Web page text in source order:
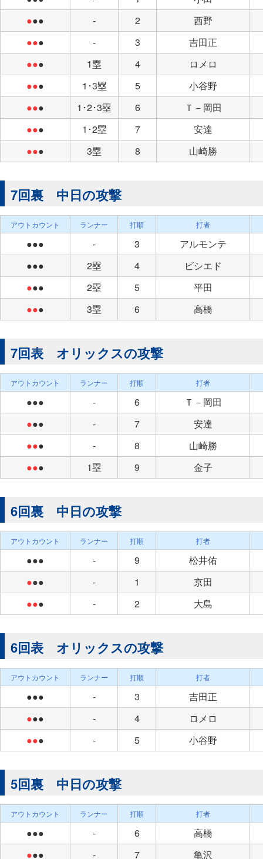
●●● - 2
西野
●●● - 3
吉田正
●●● 1塁 4
ロメロ
●●● 1･3塁 5
小谷野
●●● 1･2･3塁 6
Ｔ－岡田
●●● 1･2塁 7
安達
●●● 3塁 8 山崎勝
7回裏 中日の攻撃
アウトカウント ランナー 打順 打者
●●● - 3
アルモンテ
●●●
2塁 4
ビシエド
●●● 2塁 5
平田
●●● 3塁 6 高橋
7回表 オリックスの攻撃
アウトカウント ランナー 打順 打者
●●● - 6
Ｔ－岡田
●●● - 7
安達
●●● - 8
山崎勝
●●● 1塁 9 金子
6回裏 中日の攻撃
アウトカウント ランナー 打順 打者
●●● - 9
松井佑
●●● - 1
京田
●●● - 2 大島
6回表 オリックスの攻撃
アウトカウント ランナー 打順 打者
●●● - 3
吉田正
●●● - 4
ロメロ
●●● - 5 小谷野
5回裏 中日の攻撃
アウトカウント ランナー 打順 打者
●●● - 6
高橋
●●● - 7 亀沢